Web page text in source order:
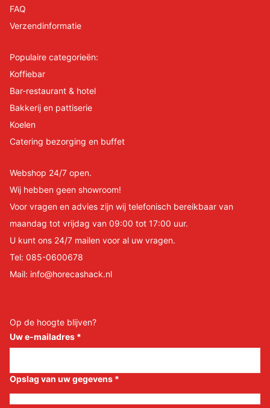
FAQ
Verzendinformatie
Populaire categorieën:
Koffiebar
Bar-restaurant & hotel
Bakkerij en pattiserie
Koelen
Catering bezorging en buffet
Webshop 24/7 open.
Wij hebben geen showroom!
Voor vragen en advies zijn wij telefonisch bereikbaar van
maandag tot vrijdag van 09:00 tot 17:00 uur.
U kunt ons 24/7 mailen voor al uw vragen.
Tel: 085-0600678
Mail: info@horecashack.nl
Op de hoogte blijven?
Uw e-mailadres *
Opslag van uw gegevens *